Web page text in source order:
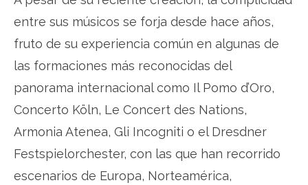
entre sus músicos se forja desde hace años,
fruto de su experiencia común en algunas de
las formaciones más reconocidas del
panorama internacional como Il Pomo d’Oro,
Concerto Köln, Le Concert des Nations,
Armonia Atenea, Gli Incogniti o el Dresdner
Festspielorchester, con las que han recorrido
escenarios de Europa, Norteamérica,